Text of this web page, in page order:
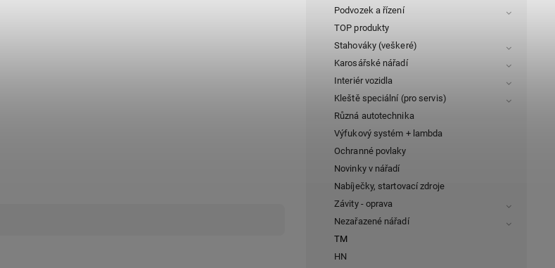
Podvozek a řízení
TOP produkty
Stahováky (veškeré)
Karosářské nářadí
Interiér vozidla
Kleště speciální (pro servis)
Různá autotechnika
Výfukový systém + lambda
Ochranné povlaky
Novinky v nářadí
Nabíječky, startovací zdroje
Závity - oprava
Nezařazené nářadí
TM
HN